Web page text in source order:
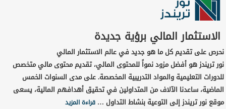
الاستثمار المالي برؤية جديدة
نحرص على تقديم كل ما هو جديد في عالم الاستثمار المالي
نور تريندز هو أفضل مزود نمواً للمحتوى المالي، تقديم محتوى مالي متخصص
للدورات التعليمية والمواد التدريبية المخصصة. على مدى السنوات الخمس
الماضية، ساعدنا الآلاف من المتداولين في تحقيق أهدافهم المالية، يسعى
موقع نور تريندز إلى التوعية بنشاط التداول …قراءة المزيد